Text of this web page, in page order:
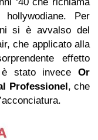
Per
si è avvalso del
che applicato alla
effetto
stato invece Or
Professionel, che